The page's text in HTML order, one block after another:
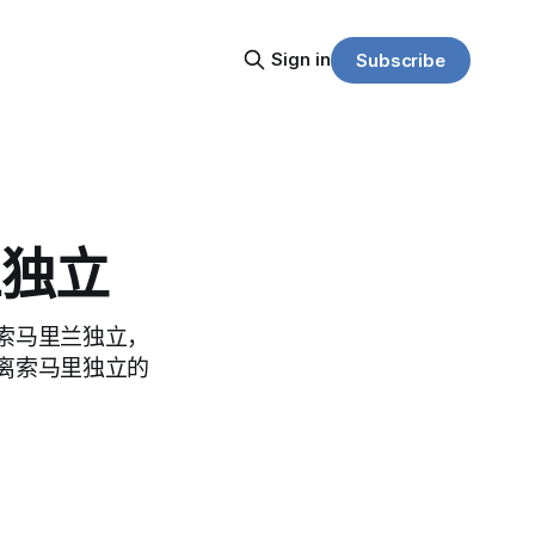
Sign in Subscribe
立
里兰独立，
索马里独立的